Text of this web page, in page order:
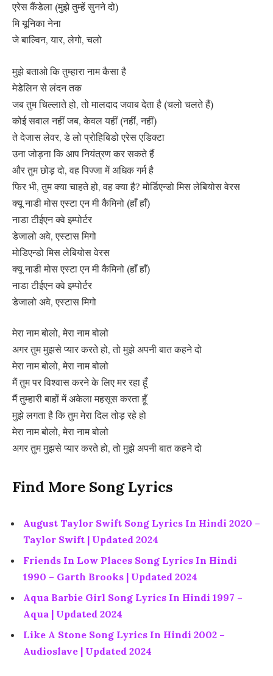
एरेस कैंडेला (मुझे तुम्हें सुनने दो)
मि यूनिका नेना
जे बाल्विन, यार, लेगो, चलो
मुझे बताओ कि तुम्हारा नाम कैसा है
मेडेलिन से लंदन तक
जब तुम चिल्लाते हो, तो मालदाद जवाब देता है (चलो चलते हैं)
कोई सवाल नहीं जब, केवल यहीं (नहीं, नहीं)
ते देजास लेवर, डे लो प्रोहिबिडो एरेस एडिक्टा
उना जोड़ना कि आप नियंत्रण कर सकते हैं
और तुम छोड़ दो, वह पिज्जा में अधिक गर्म है
फिर भी, तुम क्या चाहते हो, वह क्या है? मोर्डिएन्डो मिस लेबियोस वेरस
क्यू नाडी मोस एस्टा एन मी कैमिनो (हाँ हाँ)
नाडा टीईएन क्वे इम्पोर्टर
डेजालो अवे, एस्टास मिगो
मोडिएन्डो मिस लेबियोस वेरस
क्यू नाडी मोस एस्टा एन मी कैमिनो (हाँ हाँ)
नाडा टीईएन क्वे इम्पोर्टर
डेजालो अवे, एस्टास मिगो
मेरा नाम बोलो, मेरा नाम बोलो
अगर तुम मुझसे प्यार करते हो, तो मुझे अपनी बात कहने दो
मेरा नाम बोलो, मेरा नाम बोलो
मैं तुम पर विश्वास करने के लिए मर रहा हूँ
मैं तुम्हारी बाहों में अकेला महसूस करता हूँ
मुझे लगता है कि तुम मेरा दिल तोड़ रहे हो
मेरा नाम बोलो, मेरा नाम बोलो
अगर तुम मुझसे प्यार करते हो, तो मुझे अपनी बात कहने दो
Find More Song Lyrics
August Taylor Swift Song Lyrics In Hindi 2020 –
Taylor Swift | Updated 2024
Friends In Low Places Song Lyrics In Hindi
1990 – Garth Brooks | Updated 2024
Aqua Barbie Girl Song Lyrics In Hindi 1997 –
Aqua | Updated 2024
Like A Stone Song Lyrics In Hindi 2002 –
Audioslave | Updated 2024